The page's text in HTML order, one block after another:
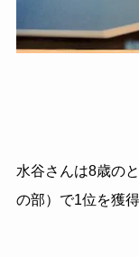
水谷さんは8歳の
の部）で1位を獲